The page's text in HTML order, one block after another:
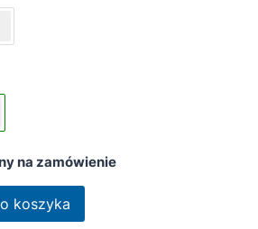
na zamówienie
koszyka